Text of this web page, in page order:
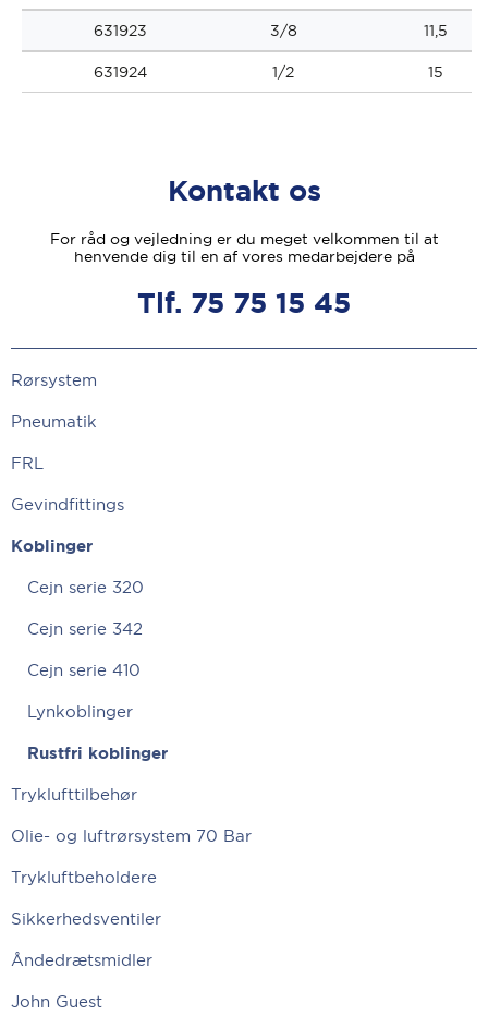
631923 3/8 11,5
631924 1/2 15
Kontakt os
For råd og vejledning er du meget velkommen til at
henvende dig til en af vores medarbejdere på
Tlf. 75 75 15 45
Rørsystem
Pneumatik
FRL
Gevindfittings
Koblinger
Cejn serie 320
Cejn serie 342
Cejn serie 410
Lynkoblinger
Rustfri koblinger
Tryklufttilbehør
Olie- og luftrørsystem 70 Bar
Trykluftbeholdere
Sikkerhedsventiler
Åndedrætsmidler
John Guest